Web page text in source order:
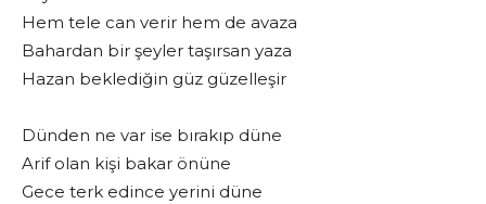
Hem tele can verir hem de avaza
Bahardan bir şeyler taşırsan yaza
Hazan beklediğin güz güzelleşir
Dünden ne var ise bırakıp düne
Arif olan kişi bakar önüne
Gece terk edince yerini düne